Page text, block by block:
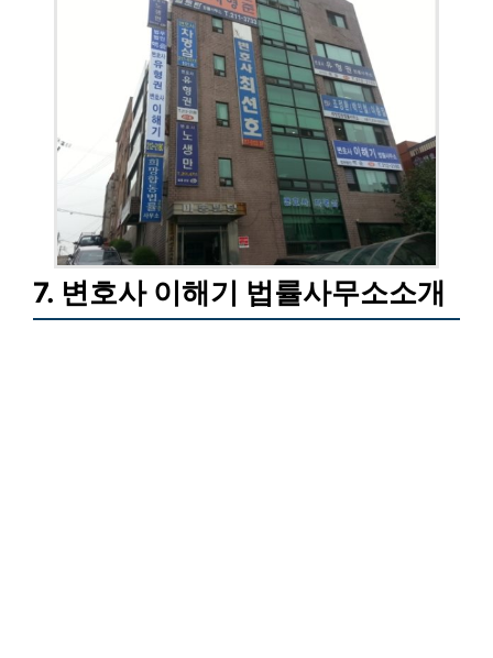
7. 변호사 이해기 법률사무소소개